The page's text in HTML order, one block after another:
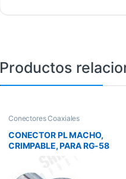
Productos
Conectores Coaxiales
CONECTOR PL MACHO,
CRIMPABLE, PARA RG-58